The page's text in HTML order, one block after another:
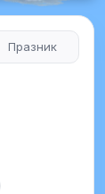
Празник